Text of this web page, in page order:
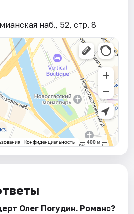
наб., 52, стр. 8
Олег Погудин. Романс?